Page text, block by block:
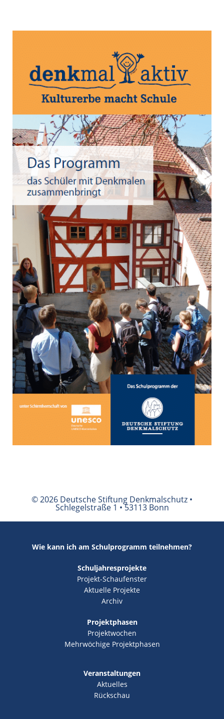
© 2026 Deutsche Stiftung Denkmalschutz •
Schlegelstraße 1 • 53113 Bonn
Wie kann ich am Schulprogramm teilnehmen?
Schuljahresprojekte
Projekt-Schaufenster
Aktuelle Projekte
Archiv
Projektphasen
Projektwochen
Mehrwöchige Projektphasen
Veranstaltungen
Aktuelles
Rückschau